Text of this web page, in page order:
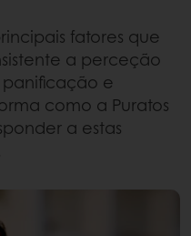
fatores que
a perceção
e
como a Puratos
a estas